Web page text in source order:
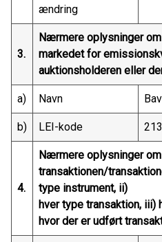
ændring
3.
Nærmere oplysninger
markedet for
auktionsholderen eller
a) Navn
b) LEI-kode
4.
Nærmere oplysninger om
transaktionen/
type instrument, ii)
hver type transaktion, iii)
hvor der er udført